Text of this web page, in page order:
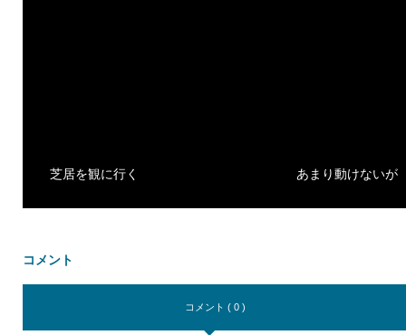
芝居を観に行く あまり動けないが
コメント
コメント ( 0 )